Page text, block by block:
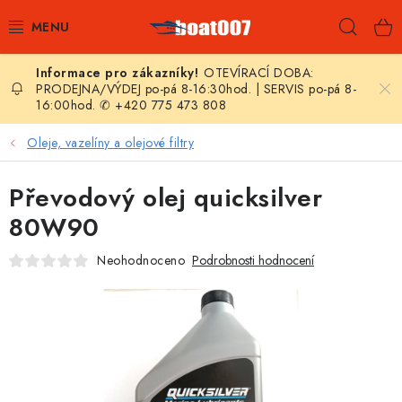
na
E-SHOP
AKČNÍ SLEVY
ZPRAVODAJ
KONTAKTY
OTEVÍRACÍ DOBA:
PRODEJNA/VÝDEJ po-pá 8-16:30hod. | SERVIS po-pá 8-
16:00hod. ✆ +420 775 473 808
Oleje, vazelíny a olejové filtry
Převodový olej quicksilver
80W90
Neohodnoceno Podrobnosti hodnocení